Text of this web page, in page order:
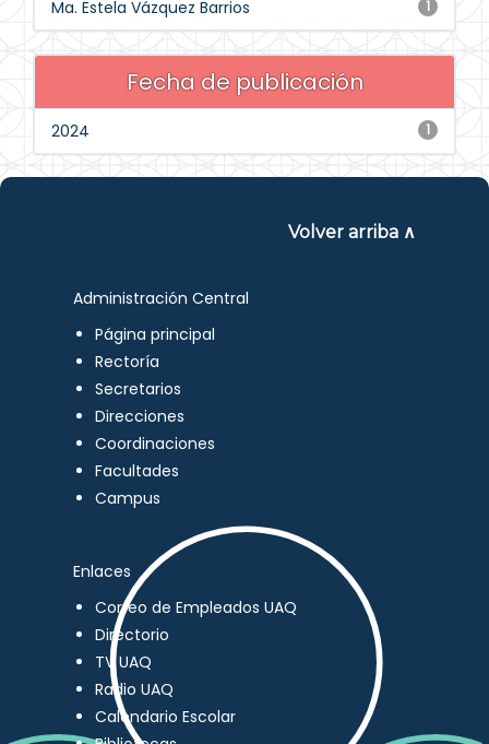
1
Ma. Estela Vázquez Barrios
Fecha de publicación
1
2024
Volver arriba ∧
Administración Central
Página principal
Rectoría
Secretarios
Direcciones
Coordinaciones
Facultades
Campus
Enlaces
Correo de Empleados UAQ
Directorio
TV UAQ
Radio UAQ
Calendario Escolar